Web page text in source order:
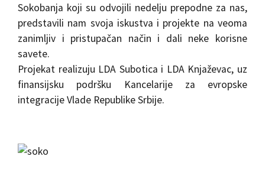
Sokobanja koji su odvojili nedelju prepodne za nas,
predstavili nam svoja iskustva i projekte na veoma
zanimljiv i pristupačan način i dali neke korisne
savete.
Projekat realizuju LDA Subotica i LDA Knjaževac, uz
finansijsku podršku Kancelarije za evropske
integracije Vlade Republike Srbije.